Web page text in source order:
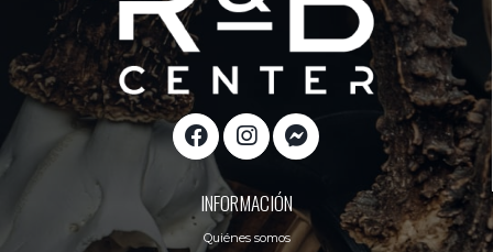
INFORMACIÓN
Quiénes somos